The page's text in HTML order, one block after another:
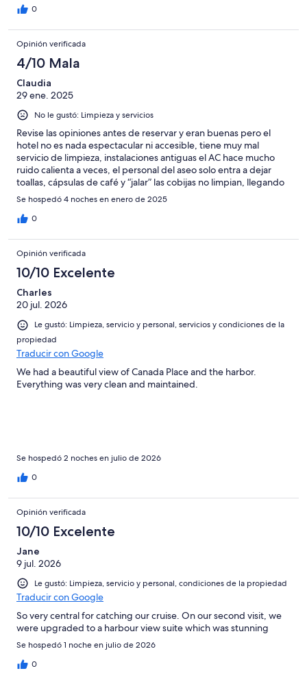
0
Opinión verificada
4/10 Mala
Claudia
29 ene. 2025
No le gustó: Limpieza y servicios
Revise las opiniones antes de reservar y eran buenas pero el
hotel no es nada espectacular ni accesible, tiene muy mal
servicio de limpieza, instalaciones antiguas el AC hace mucho
ruido calienta a veces, el personal del aseo solo entra a dejar
toallas, cápsulas de café y “jalar” las cobijas no limpian, llegando
encontré una toalla sucia en el baño y nadie me hizo caso en
recepción. La verdad es que me arrepentí de hospedarme ahi
Se hospedó 4 noches en enero de 2025
0
Opinión verificada
10/10 Excelente
Charles
20 jul. 2026
Le gustó: Limpieza, servicio y personal, servicios y condiciones de la
propiedad
Traducir con Google
We had a beautiful view of Canada Place and the harbor.
Everything was very clean and maintained.
Se hospedó 2 noches en julio de 2026
0
Opinión verificada
10/10 Excelente
Jane
9 jul. 2026
Le gustó: Limpieza, servicio y personal, condiciones de la propiedad
Traducir con Google
So very central for catching our cruise. On our second visit, we
were upgraded to a harbour view suite which was stunning
Se hospedó 1 noche en julio de 2026
0